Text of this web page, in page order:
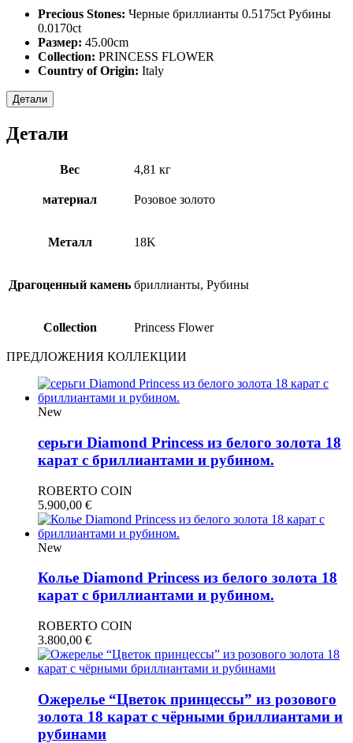
Precious Stones: Черные бриллианты 0.5175ct Рубины
0.0170ct
Размер: 45.00cm
Collection: PRINCESS FLOWER
Country of Origin: Italy
Детали
Детали
Вес 4,81 кг
материал Розовое золото
Металл 18Κ
Драгоценный камень бриллианты, Рубины
Collection Princess Flower
ПРЕДЛОЖЕНИЯ КОЛЛЕКЦИИ
New
серьги Diamond Princess из белого золота 18
карат с бриллиантами и рубином.
ROBERTO COIN
5.900,00 €
New
Колье Diamond Princess из белого золота 18
карат с бриллиантами и рубином.
ROBERTO COIN
3.800,00 €
Ожерелье “Цветок принцессы” из розового
золота 18 карат с чёрными бриллиантами и
рубинами